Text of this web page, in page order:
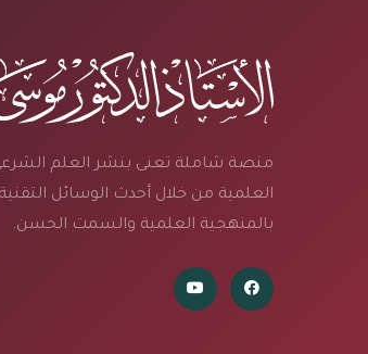
منصة شاملة تعنى بنشر العلم
العلمية من خلال أحدث الوسائل
بالمنهجية العلمية والسمت الحسن.